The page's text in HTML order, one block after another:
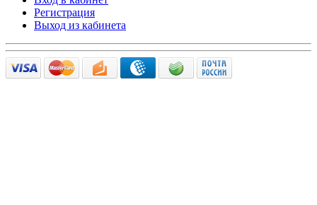
Регистрация
Выход из кабинета